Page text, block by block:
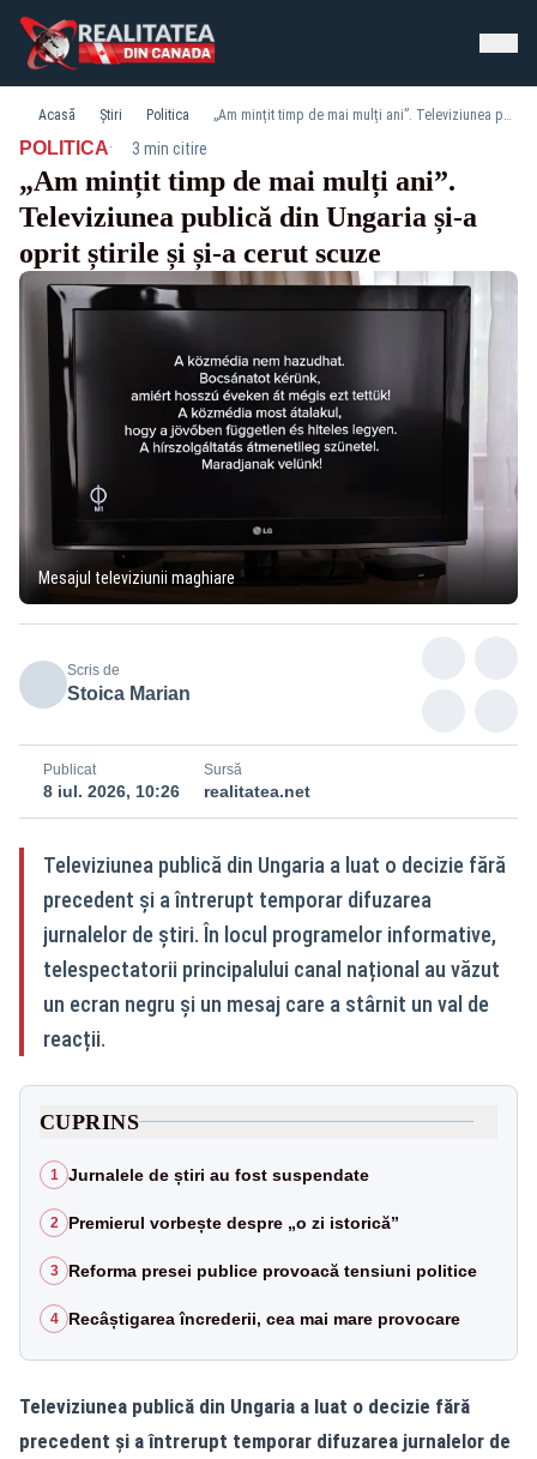
Acasă Știri Politica „Am mințit timp de mai mulți ani”. Televiziunea publică din Ungaria și-a oprit știrile și și-a cerut scuze
POLITICA· 3 min citire
„Am mințit timp de mai mulți ani”.
Televiziunea publică din Ungaria și-a
oprit știrile și și-a cerut scuze
Mesajul televiziunii maghiare
Scris de
Stoica Marian
Publicat
8 iul. 2026, 10:26
Sursă
realitatea.net
Televiziunea publică din Ungaria a luat o decizie fără
precedent și a întrerupt temporar difuzarea
jurnalelor de știri. În locul programelor informative,
telespectatorii principalului canal național au văzut
un ecran negru și un mesaj care a stârnit un val de
reacții.
CUPRINS
1 Jurnalele de știri au fost suspendate
2 Premierul vorbește despre „o zi istorică”
3 Reforma presei publice provoacă tensiuni politice
4 Recâștigarea încrederii, cea mai mare provocare
Televiziunea publică din Ungaria a luat o decizie fără
precedent și a întrerupt temporar difuzarea jurnalelor de